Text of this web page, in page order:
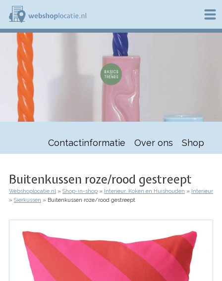
Overslaan
naar
de
inhoud
Contactinformatie Over ons Shop
Buitenkussen roze/rood gestreept
Kruimelpad
Webshoplocatie.nl Shop-in-shop Interieur, Koken en Huishouden
Interieur
Sierkussen
Buitenkussen roze/rood gestreept